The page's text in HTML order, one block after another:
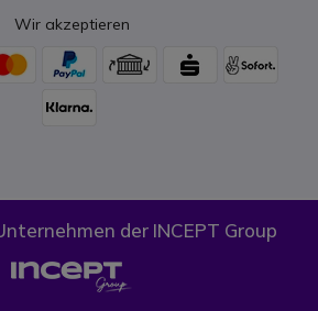
Wir akzeptieren
der INCEPT Group